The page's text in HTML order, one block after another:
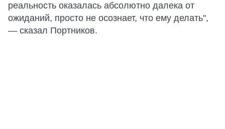
реальность оказалась абсолютно далека от
ожиданий, просто не осознает, что ему делать",
— сказал Портников.